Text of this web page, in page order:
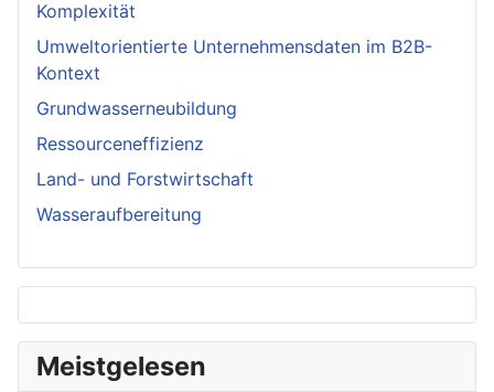
Komplexität
Umweltorientierte Unternehmensdaten im B2B-
Kontext
Grundwasserneubildung
Ressourceneffizienz
Land- und Forstwirtschaft
Wasseraufbereitung
Meistgelesen